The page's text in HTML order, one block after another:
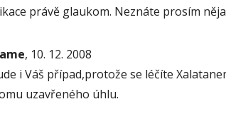
právě glaukom. Neznáte prosím
, 10. 12. 2008
i Váš případ,protože se léčíte
uzavřeného úhlu.